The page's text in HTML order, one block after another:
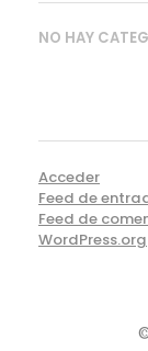
NO HAY
Acceder
Feed de
Feed de
WordPress.org